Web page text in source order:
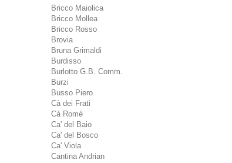
Bricco Maiolica
Bricco Mollea
Bricco Rosso
Brovia
Bruna Grimaldi
Burdisso
Burlotto G.B. Comm.
Burzi
Busso Piero
Cà dei Frati
Cà Romé
Ca' del Baio
Ca' del Bosco
Ca' Viola
Cantina Andrian